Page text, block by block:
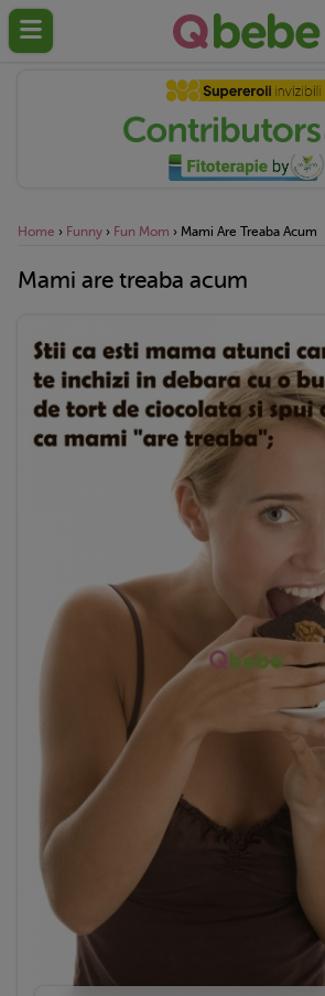
Home › Funny › Fun Mom › Mami Are Treaba Acum
Mami are treaba acum